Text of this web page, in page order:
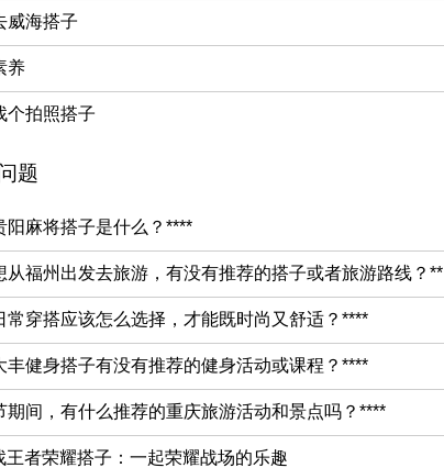
威海搭子
养
个拍照搭子
题
阳麻将搭子是什么？****
从福州出发去旅游，有没有推荐的搭子或者旅游路线？**
常穿搭应该怎么选择，才能既时尚又舒适？****
丰健身搭子有没有推荐的健身活动或课程？****
期间，有什么推荐的重庆旅游活动和景点吗？****
王者荣耀搭子：一起荣耀战场的乐趣